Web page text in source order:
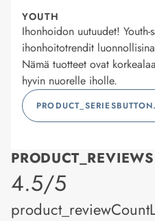
YOUTH
Ihonhoidon uutuudet! Youth-
ihonhoitotrendit
Nämä tuotteet ovat
hyvin nuorelle iholle.
product_rating
4.5/5